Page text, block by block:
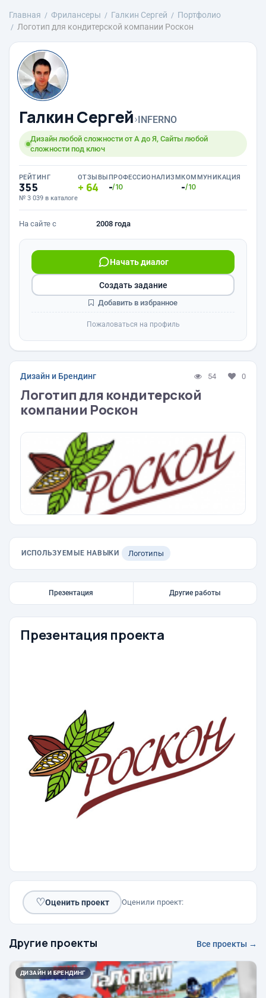
Главная Фрилансеры Галкин Сергей
Портфолио
Логотип для кондитерской компании Роскон
Галкин Сергей›INFERNO
Дизайн любой сложности от А до Я, Сайты любой
сложности под ключ
РЕЙТИНГ
355
№ 3 039 в каталоге
ОТЗЫВЫ
64
ПРОФЕССИОНАЛИЗМ
-/10
КОММУНИКАЦИЯ
-/10
На сайте с 2008 года
Начать диалог
Создать задание
Добавить в избранное
Пожаловаться на профиль
Дизайн и Брендинг 54 0
Логотип для кондитерской
компании Роскон
ИСПОЛЬЗУЕМЫЕ НАВЫКИ Логотипы
Презентация Другие работы
Презентация проекта
♡Оценить проект Оценили проект:
Другие проекты Все проекты →
ДИЗАЙН И БРЕНДИНГ